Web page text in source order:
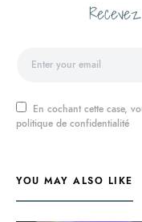
En cochant cette case,
politique de confidentialité
YOU MAY ALSO LIKE